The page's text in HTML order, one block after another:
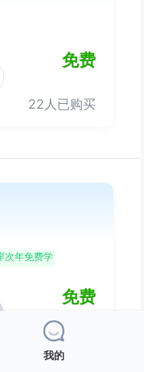
免费
22人已购买
次年免费学
免费
25人已购买
我的